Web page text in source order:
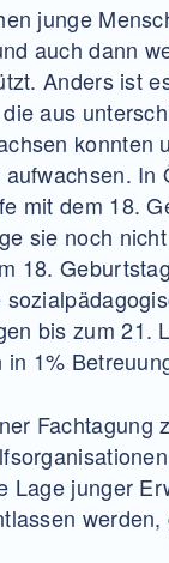
junge
auch dann
Anders ist
aus
konnten
mit dem 18.
sie noch
18.
bis zum 21.
1%
Fachtagung
Lage junger
werden,